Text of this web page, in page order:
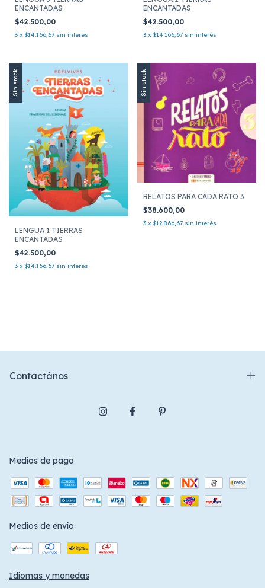
ENCANTADAS
$42.500,00
3 x $14.166,67 sin interés
ENCANTADAS
$42.500,00
3 x $14.166,67 sin interés
Sin stock
LENGUA 1 TIERRAS
ENCANTADAS
$42.500,00
3 x $14.166,67 sin interés
Sin stock
RELATOS PARA CADA RATO 3
$38.600,00
3 x $12.866,67 sin interés
Contactános
Medios de pago
Medios de envío
Idiomas y monedas